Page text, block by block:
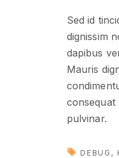
Sed id
dignissim
dapibus
Mauris
consequat
pulvinar.
DEBUG